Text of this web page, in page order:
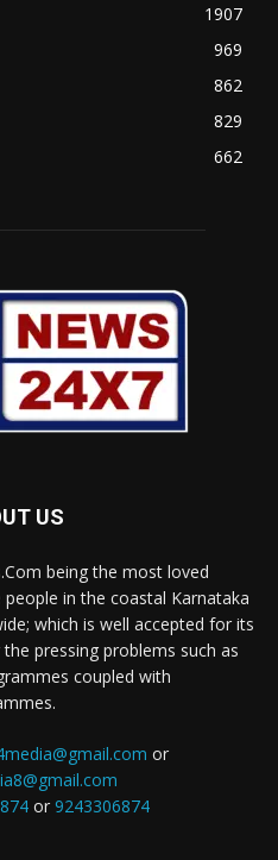
1907
969
862
829
662
US
being the most loved
in the coastal Karnataka
which is well accepted for its
pressing problems such as
coupled with
or
or 9243306874